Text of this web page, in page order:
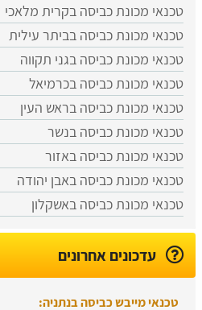
טכנאי מכונת כביסה בקרית מלאכי
טכנאי מכונת כביסה בביתר עילית
טכנאי מכונת כביסה בגני תקווה
טכנאי מכונת כביסה בכרמיאל
טכנאי מכונת כביסה בראש העין
טכנאי מכונת כביסה בנשר
טכנאי מכונת כביסה באזור
טכנאי מכונת כביסה באבן יהודה
טכנאי מכונת כביסה באשקלון
עדכונים אחרונים
טכנאי מייבש כביסה בנתניה: